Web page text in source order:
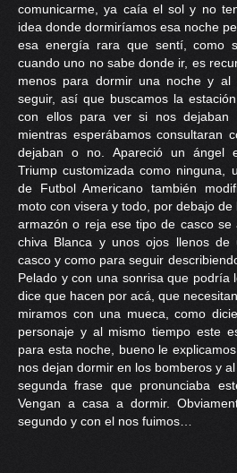
comunicarme, ya caía el sol y no
idea donde dormiríamos esa noche
esa energía rara que sentí, como
cuando uno no sabe donde ir, es
menos para dormir una noche y
seguir, así que buscamos la
con ellos para ver si nos
mientras esperábamos consultaran
dejaban o no. Apareció un ángel
Triump customizada como ninguna,
de Futbol Americano también
moto con visera y todo, por debajo
armazón o reja ese tipo de casco se
chiva Blanca y unos ojos llenos
casco y como para seguir
Pelado y con una sonrisa que podría
dice que hacen por acá, que
miramos con una mueca, como
personaje y al mismo tiempo este
para esta noche, bueno le
nos dejan dormir en los bomberos y
segunda frase que pronunciaba
Vengan a casa a dormir.
segundo y con el nos fuimos…